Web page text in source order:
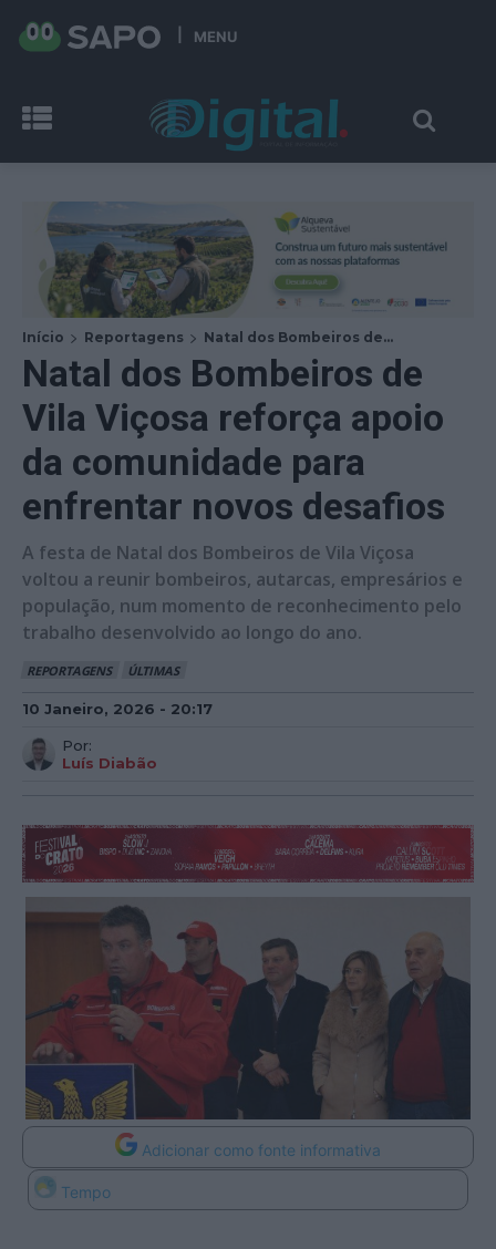
MENU
Início Reportagens Natal dos Bombeiros de...
Natal dos Bombeiros de
Vila Viçosa reforça apoio
da comunidade para
enfrentar novos desafios
A festa de Natal dos Bombeiros de Vila Viçosa
voltou a reunir bombeiros, autarcas, empresários e
população, num momento de reconhecimento pelo
trabalho desenvolvido ao longo do ano.
REPORTAGENS ÚLTIMAS
10 Janeiro, 2026 - 20:17
Por:
Luís Diabão
Adicionar como fonte informativa
Tempo